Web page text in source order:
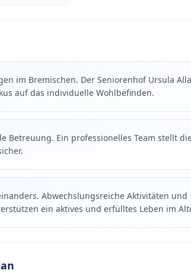
im Bremischen. Der Seniorenhof Ursula
auf das individuelle Wohlbefinden.
Betreuung. Ein professionelles Team stellt
Abwechslungsreiche Aktivitäten und
ein aktives und erfülltes Leben im